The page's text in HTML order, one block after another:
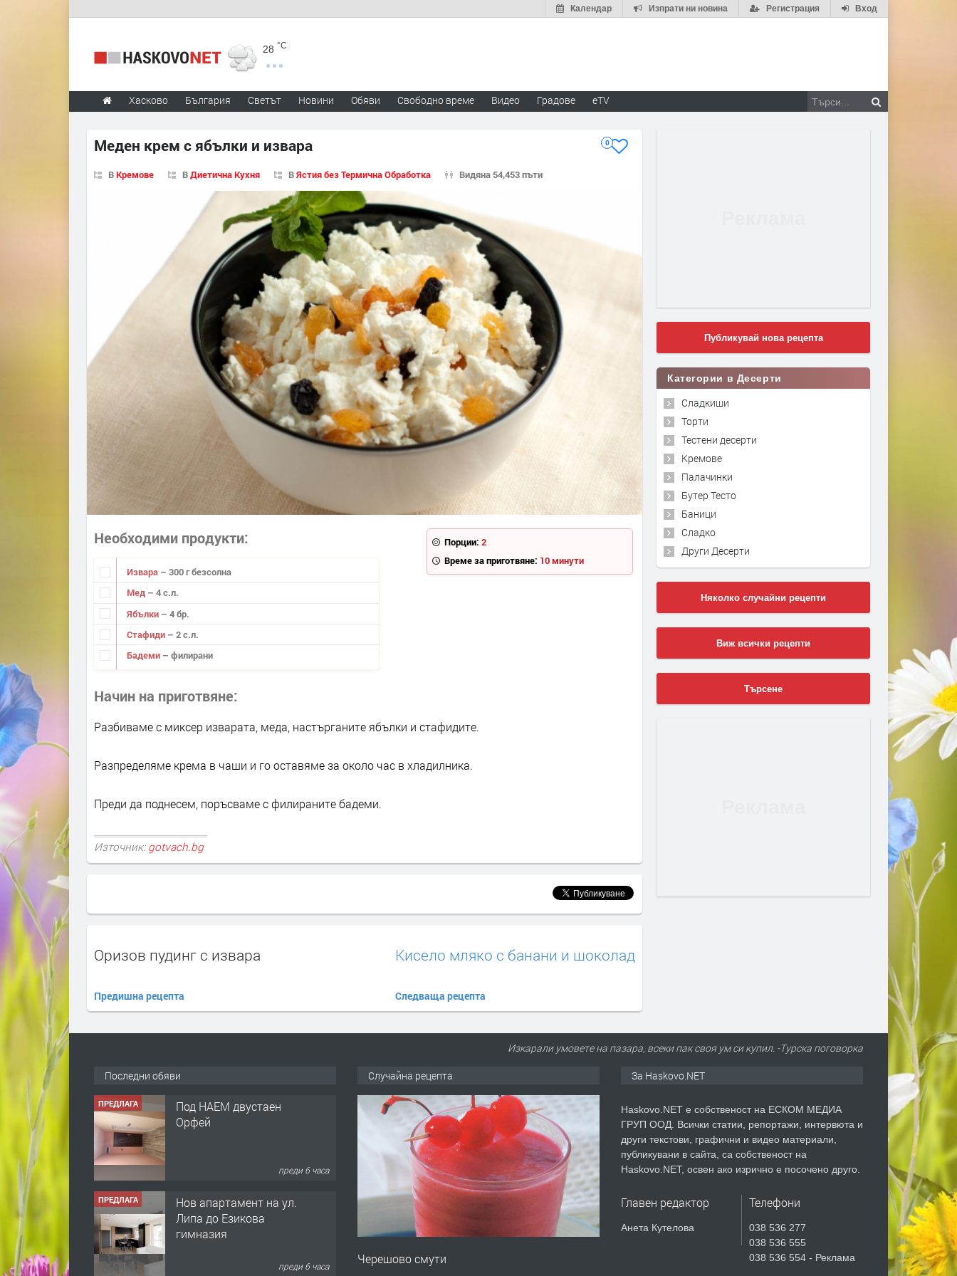
Вход
Регистрация
Изпрати ни новина
Календар
28 °C
Хасково България Светът Новини Обяви Свободно време Видео Градове eTV
Меден крем с ябълки и извара 0
ВКремове ВДиетична Кухня ВЯстия без Термична Обработка Видяна 54,453 пъти
Порции: 2
Време за приготвяне: 10 минути
Необходими продукти
Извара – 300 г безсолна
Мед – 4 с.л.
Ябълки – 4 бр.
Стафиди – 2 с.л.
Бадеми – филирани
Начин на приготвяне
Разбиваме с миксер изварата, меда, настърганите ябълки и стафидите.
Разпределяме крема в чаши и го оставяме за около час в хладилника.
Преди да поднесем, поръсваме с филираните бадеми.
Източник: gotvach.bg
Оризов пудинг с извара
Предишна рецепта
Кисело мляко с банани и шоколад
Следваща рецепта
Публикувай нова рецепта
Категории в Десерти
Сладкиши
Торти
Тестени десерти
Кремове
Палачинки
Бутер Тесто
Баници
Сладко
Други Десерти
Няколко случайни рецепти
Виж всички рецепти
Търсене
Изкарали умовете на пазара, всеки пак своя ум си купил. -Турска поговорка
Последни обяви
ПРЕДЛАГА
Под НАЕМ двустаен
Орфей
преди 6 часа
ПРЕДЛАГА
Нов апартамент на ул.
Липа до Езикова
гимназия
преди 6 часа
Случайна рецепта
Черешово смути
За Haskovo.NET
Haskovo.NET е собственост на ЕСКОМ МЕДИА
ГРУП ООД. Всички статии, репортажи, интервюта и
други текстови, графични и видео материали,
публикувани в сайта, са собственост на
Haskovo.NET, освен ако изрично е посочено друго.
Главен редактор
Анета Кутелова
Телефони
038 536 277
038 536 555
038 536 554 - Реклама